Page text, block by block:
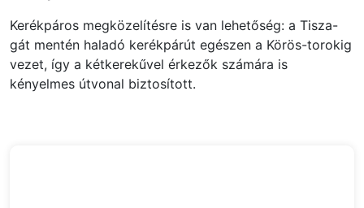
Kerékpáros megközelítésre is van lehetőség: a Tisza-
gát mentén haladó kerékpárút egészen a Körös-torokig
vezet, így a kétkerekűvel érkezők számára is
kényelmes útvonal biztosított.